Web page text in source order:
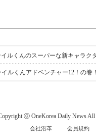
イルくんのスーパーな新キャラク
イルくんアドベンチャー12！の巻
ⓒ OneKorea Daily News All
会社沿革 会員規約